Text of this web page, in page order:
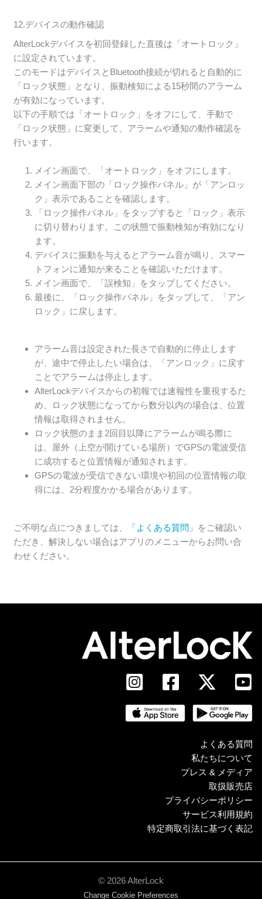
12.デバイスの動作確認
AlterLockデバイスを初回登録した直後は「オートロック」
に設定されています。
このモードはデバイスとBluetooth接続が切れると自動的に
「ロック状態」となり、振動検知による15秒間のアラーム
が有効になっています。
以下の手順では「オートロック」をオフにして、手動で
「ロック状態」に変更して、アラームや通知の動作確認を
行います。
メイン画面で、「オートロック」をオフにします。
メイン画面下部の「ロック操作パネル」が「アンロッ
ク」表示であることを確認します。
「ロック操作パネル」をタップすると「ロック」表示
に切り替わります。この状態で振動検知が有効になり
ます。
デバイスに振動を与えるとアラーム音が鳴り、スマー
トフォンに通知が来ることを確認いただけます。
メイン画面で、「誤検知」をタップしてください。
最後に、「ロック操作パネル」をタップして、「アン
ロック」に戻します。
アラーム音は設定された長さで自動的に停止します
が、途中で停止したい場合は、「アンロック」に戻す
ことでアラームは停止します。
AlterLockデバイスからの初報では速報性を重視するた
め、ロック状態になってから数分以内の場合は、位置
情報は取得されません。
ロック状態のまま2回目以降にアラームが鳴る際に
は、屋外（上空が開けている場所）でGPSの電波受信
に成功すると位置情報が通知されます。
GPSの電波が受信できない環境や初回の位置情報の取
得には、2分程度かかる場合があります。
ご不明な点につきましては、 「よくある質問」
をご確認い
ただき、解決しない場合はアプリのメニューからお問い合
わせください。
よくある質問
私たちについて
プレス & メディア
取扱販売店
プライバシーポリシー
サービス利用規約
特定商取引法に基づく表記
© 2026 AlterLock
Change Cookie Preferences